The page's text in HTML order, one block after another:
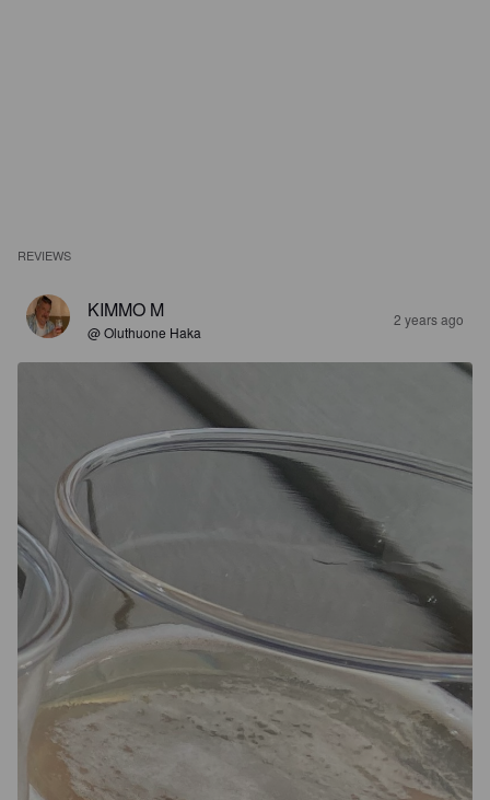
REVIEWS
KIMMO M
@ Oluthuone Haka
2 years ago